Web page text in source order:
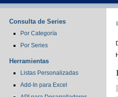
Consulta de Series
Por Categoría
Por Series
Herramientas
Listas Personalizadas
Add-In para Excel